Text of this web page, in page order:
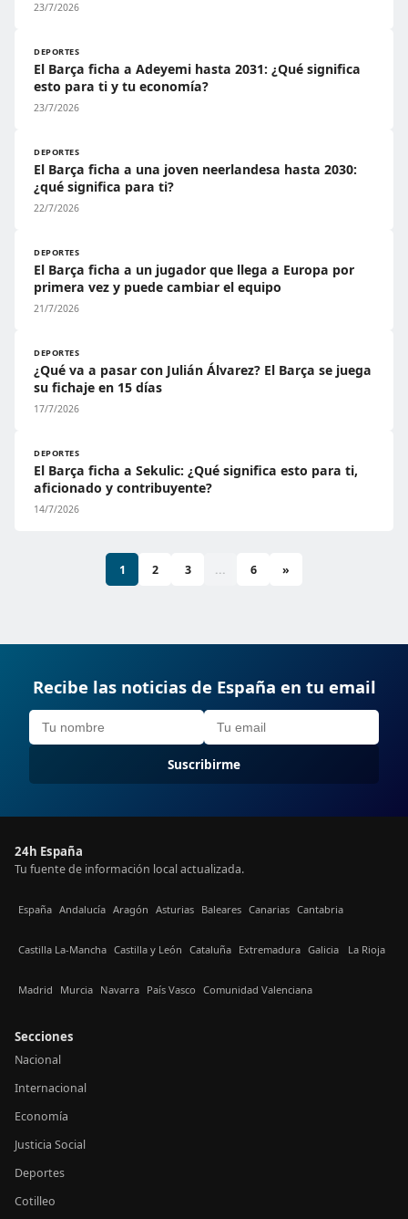
23/7/2026
DEPORTES
El Barça ficha a Adeyemi hasta 2031: ¿Qué significa
esto para ti y tu economía?
23/7/2026
DEPORTES
El Barça ficha a una joven neerlandesa hasta 2030:
¿qué significa para ti?
22/7/2026
DEPORTES
El Barça ficha a un jugador que llega a Europa por
primera vez y puede cambiar el equipo
21/7/2026
DEPORTES
¿Qué va a pasar con Julián Álvarez? El Barça se juega
su fichaje en 15 días
17/7/2026
DEPORTES
El Barça ficha a Sekulic: ¿Qué significa esto para ti,
aficionado y contribuyente?
14/7/2026
1 2 3 ... 6 »
Recibe las noticias de España en tu email
Suscribirme
24h España
Tu fuente de información local actualizada.
España Andalucía Aragón Asturias Baleares Canarias Cantabria
Castilla La-Mancha Castilla y León Cataluña Extremadura Galicia La Rioja
Madrid Murcia Navarra País Vasco Comunidad Valenciana
Secciones
Nacional
Internacional
Economía
Justicia Social
Deportes
Cotilleo